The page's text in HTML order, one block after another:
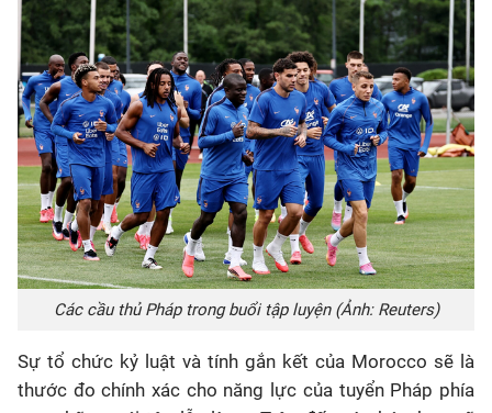
Các cầu thủ Pháp trong buổi tập luyện (Ảnh: Reuters)
Sự tổ chức kỷ luật và tính gắn kết của Morocco sẽ là
thước đo chính xác cho năng lực của tuyển Pháp phía